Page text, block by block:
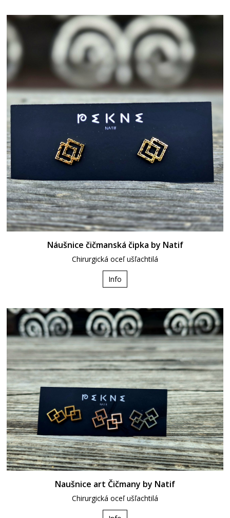
Náušnice čičmanská čipka by Natif
Chirurgická oceľ ušľachtilá
Info
Naušnice art Čičmany by Natif
Chirurgická oceľ ušľachtilá